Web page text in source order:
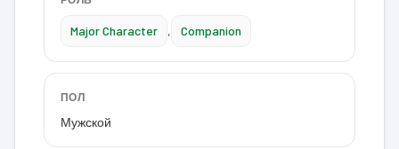
Major Character , Companion
ПОЛ
Мужской